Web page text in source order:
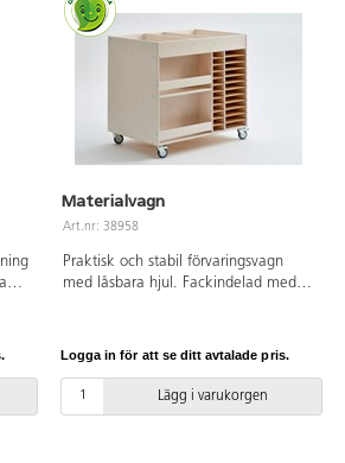
inte barnen själva förflytta hyllan. Det
går att minska tipprisken genom att
rikta hjulen framåt respektive bakåt
samt låsa hjulen i detta läge. För
mobila hyllor med en höjd över 1
meter rekommenderas att dessa
placeras mot vägg eller dylikt.
Materialvagn
Art.nr: 38958
Praktisk och stabil förvaringsvagn
med låsbara hjul. Fackindelad med
björkplywood. Mått: 93x64x88 cm.
Logga in för att se ditt avtalade pris.
Lägg i varukorgen